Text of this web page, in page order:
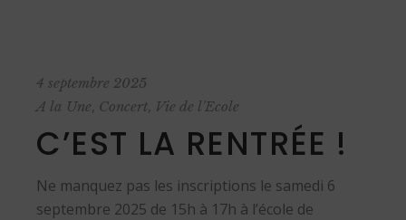
4 septembre 2025
A la Une, Concert, Vie de l'Ecole
C’EST LA RENTRÉE !
Ne manquez pas les inscriptions le samedi 6
septembre 2025 de 15h à 17h à l’école de